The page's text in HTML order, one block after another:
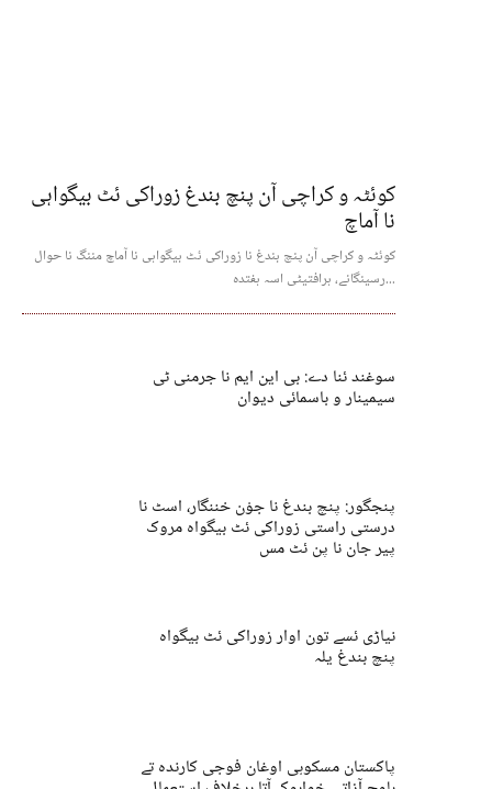
کوئٹہ و کراچی آن پنچ بندغ زوراکی ئٹ بیگواہی
نا آماچ
کوئٹہ و کراچی آن پنچ بندغ نا زوراکی ئٹ بیگواہی نا آماچ مننگ نا حوال
رسینگانے، ہرافتیٹی اسہ ہفتدہ...
سوغند ئنا دے: بی این ایم نا جرمنی ٹی
سیمینار و باسمائی دیوان
پنجگور: پنچ بندغ نا جوْن خننگار، اسٹ نا
درستی راستی زوراکی ئٹ بیگواہ مروک
پیر جان نا پن ئٹ مس
نیاڑی ئسے تون اوار زوراکی ئٹ بیگواہ
پنچ بندغ یلہ
پاکستان مسکوہی اوغان فوجی کارندہ تے